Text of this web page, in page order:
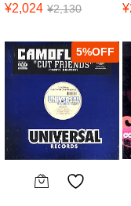
¥2,024 ¥2,130 ¥
5%